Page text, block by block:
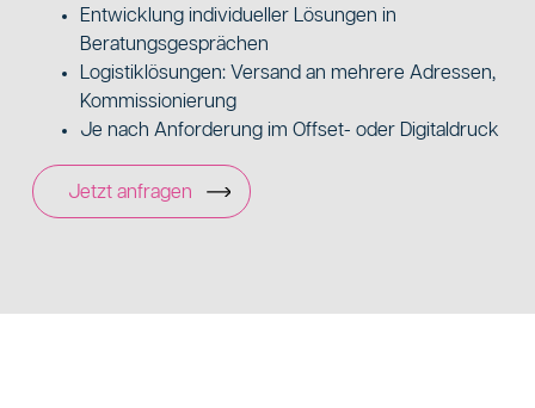
Entwicklung individueller Lösungen in
Beratungsgesprächen
Logistiklösungen: Versand an mehrere Adressen,
Kommissionierung
Je nach Anforderung im Offset- oder Digitaldruck
Jetzt anfragen